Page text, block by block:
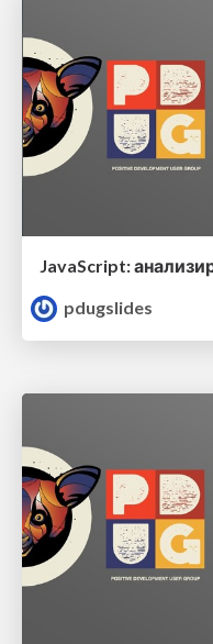
JavaScript:
pdugslides